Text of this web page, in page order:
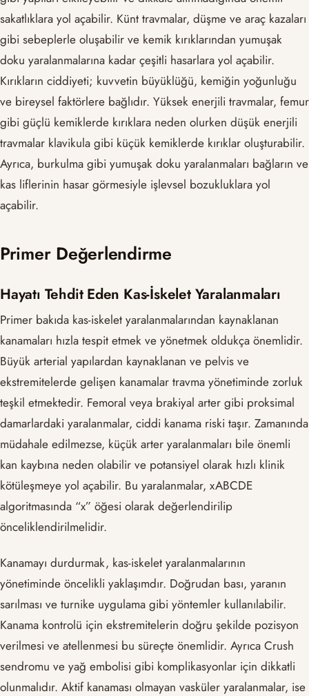
sakatlıklara yol açabilir. Künt travmalar, düşme ve araç kazaları
gibi sebeplerle oluşabilir ve kemik kırıklarından yumuşak
doku yaralanmalarına kadar çeşitli hasarlara yol açabilir.
Kırıkların ciddiyeti; kuvvetin büyüklüğü, kemiğin yoğunluğu
ve bireysel faktörlere bağlıdır. Yüksek enerjili travmalar, femur
gibi güçlü kemiklerde kırıklara neden olurken düşük enerjili
travmalar klavikula gibi küçük kemiklerde kırıklar oluşturabilir.
Ayrıca, burkulma gibi yumuşak doku yaralanmaları bağların ve
kas liflerinin hasar görmesiyle işlevsel bozukluklara yol
açabilir.
Primer Değerlendirme
Hayatı Tehdit Eden Kas-İskelet Yaralanmaları
Primer bakıda kas-iskelet yaralanmalarından kaynaklanan
kanamaları hızla tespit etmek ve yönetmek oldukça önemlidir.
Büyük arterial yapılardan kaynaklanan ve pelvis ve
ekstremitelerde gelişen kanamalar travma yönetiminde zorluk
teşkil etmektedir. Femoral veya brakiyal arter gibi proksimal
damarlardaki yaralanmalar, ciddi kanama riski taşır. Zamanında
müdahale edilmezse, küçük arter yaralanmaları bile önemli
kan kaybına neden olabilir ve potansiyel olarak hızlı klinik
kötüleşmeye yol açabilir. Bu yaralanmalar, xABCDE
algoritmasında “x” öğesi olarak değerlendirilip
önceliklendirilmelidir.
Kanamayı durdurmak, kas-iskelet yaralanmalarının
yönetiminde öncelikli yaklaşımdır. Doğrudan bası, yaranın
sarılması ve turnike uygulama gibi yöntemler kullanılabilir.
Kanama kontrolü için ekstremitelerin doğru şekilde pozisyon
verilmesi ve atellenmesi bu süreçte önemlidir. Ayrıca Crush
sendromu ve yağ embolisi gibi komplikasyonlar için dikkatli
olunmalıdır. Aktif kanaması olmayan vasküler yaralanmalar, ise